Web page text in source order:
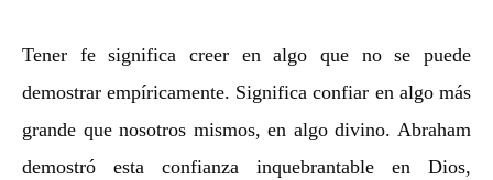
Tener fe significa creer en algo que no se puede
demostrar empíricamente. Significa confiar en algo más
grande que nosotros mismos, en algo divino. Abraham
demostró esta confianza inquebrantable en Dios,